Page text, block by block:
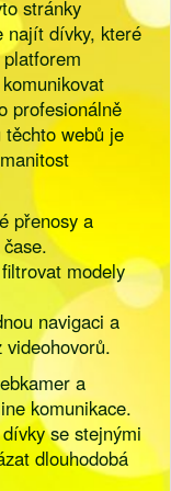
stránky
najít dívky, které
profesionálně
těchto webů je
přenosy a
modely
navigaci a
a
komunikace.
se stejnými
dlouhodobá